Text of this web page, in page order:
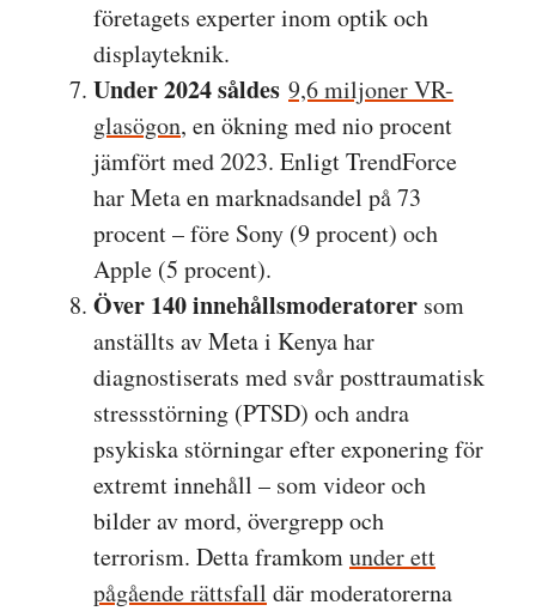
företagets experter inom optik och
displayteknik.
Under 2024 såldes 9,6 miljoner VR-
glasögon, en ökning med nio procent
jämfört med 2023. Enligt TrendForce
har Meta en marknadsandel på 73
procent – före Sony (9 procent) och
Apple (5 procent).
Över 140 innehållsmoderatorer som
anställts av Meta i Kenya har
diagnostiserats med svår posttraumatisk
stressstörning (PTSD) och andra
psykiska störningar efter exponering för
extremt innehåll – som videor och
bilder av mord, övergrepp och
terrorism. Detta framkomunder ett
pågående rättsfall där moderatorerna